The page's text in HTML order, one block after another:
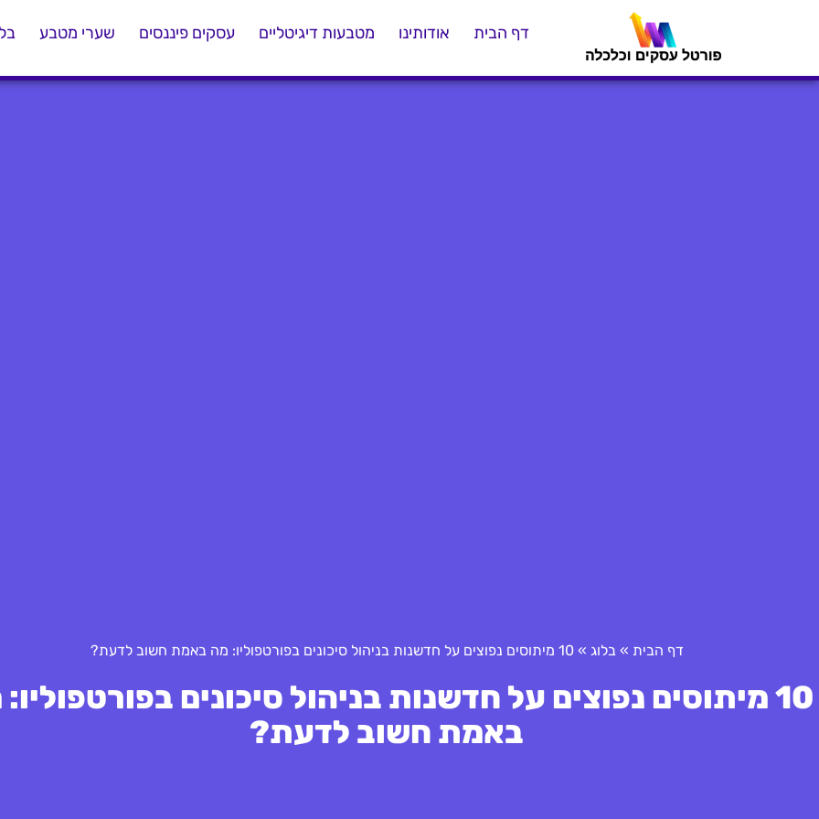
דף הבית אודותינו מטבעות דיגיטליים עסקים פיננסים שערי מטבע
דף הבית » בלוג »10 מיתוסים נפוצים על חדשנות בניהול סיכונים בפורטפוליו: מה באמת חשוב לדעת?
10 מיתוסים נפוצים על חדשנות בניהול סיכונים
באמת חשוב לדעת?